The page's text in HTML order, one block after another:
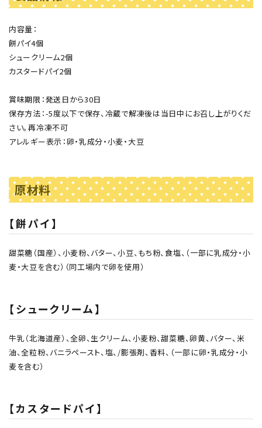
内容量：
餅パイ4個
シュークリーム2個
カスタードパイ2個
賞味期限：発送日から30日
保存方法：-5度以下で保存、冷蔵で解凍後は当日中にお召し上がりくだ
さい。再冷凍不可
アレルギー表示：卵・乳成分・小麦・大豆
原材料
【餅パイ】
甜菜糖（国産）、小麦粉、バター、小豆、もち粉、食塩、（一部に乳成分・小
麦・大豆を含む）（同工場内で卵を使用）
【シュークリーム】
牛乳（北海道産）、全卵、生クリーム、小麦粉、甜菜糖、卵黄、バター、米
油、全粒粉、バニラペースト、塩、/膨張剤、香料、（一部に卵・乳成分・小
麦を含む）
【カスタードパイ】